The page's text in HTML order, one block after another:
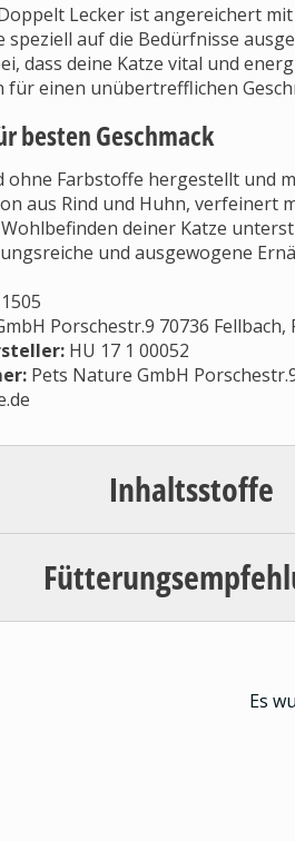
Lecker ist angereichert
speziell auf die Bedürfnisse
dass deine Katze vital und
einen unübertrefflichen
besten Geschmack
ohne Farbstoffe hergestellt und
aus Rind und Huhn, verfeinert
deiner Katze
und ausgewogene
Porschestr.9 70736 Fellbach,
: HU 17 1 00052
: Pets Nature GmbH
Inhaltsstoffe
Es